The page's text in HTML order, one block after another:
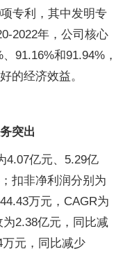
专利，其中发明专
2022年，公司核心
91.16%和91.94%，
的经济效益。
突出
4.07亿元、5.29亿
扣非净利润分别为
万元，CAGR为
2.38亿元，同比减
元，同比减少